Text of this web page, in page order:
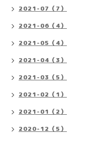
2021-07（7）
2021-06（4）
2021-05（4）
2021-04（3）
2021-03（5）
2021-02（1）
2021-01（2）
2020-12（5）